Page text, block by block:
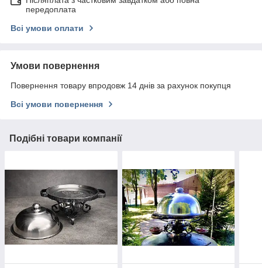
передоплата
Всі умови оплати
Умови повернення
Повернення товару впродовж 14 днів за рахунок покупця
Всі умови повернення
Подібні товари компанії